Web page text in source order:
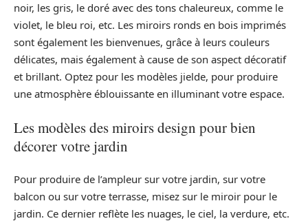
noir, les gris, le doré avec des tons chaleureux, comme le
violet, le bleu roi, etc. Les miroirs ronds en bois imprimés
sont également les bienvenues, grâce à leurs couleurs
délicates, mais également à cause de son aspect décoratif
et brillant. Optez pour les modèles jielde, pour produire
une atmosphère éblouissante en illuminant votre espace.
Les modèles des miroirs design pour bien
décorer votre jardin
Pour produire de l’ampleur sur votre jardin, sur votre
balcon ou sur votre terrasse, misez sur le miroir pour le
jardin. Ce dernier reflète les nuages, le ciel, la verdure, etc.